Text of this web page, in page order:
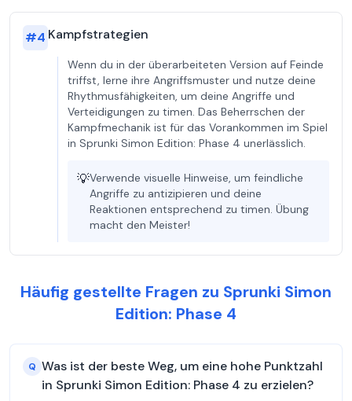
#4 Kampfstrategien
Wenn du in der überarbeiteten Version auf Feinde
triffst, lerne ihre Angriffsmuster und nutze deine
Rhythmusfähigkeiten, um deine Angriffe und
Verteidigungen zu timen. Das Beherrschen der
Kampfmechanik ist für das Vorankommen im Spiel
in Sprunki Simon Edition: Phase 4 unerlässlich.
💡Verwende visuelle Hinweise, um feindliche
Angriffe zu antizipieren und deine
Reaktionen entsprechend zu timen. Übung
macht den Meister!
Häufig gestellte Fragen zu Sprunki Simon
Edition: Phase 4
Q Was ist der beste Weg, um eine hohe Punktzahl
in Sprunki Simon Edition: Phase 4 zu erzielen?